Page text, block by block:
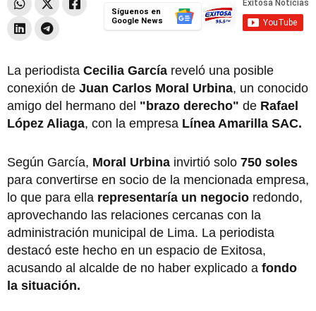
Síguenos en
Google News
La periodista Cecilia García reveló una posible
conexión de Juan Carlos Moral Urbina, un conocido
amigo del hermano del "brazo derecho" de Rafael
López Aliaga, con la empresa Línea Amarilla SAC.
Según García, Moral Urbina invirtió solo 750 soles
para convertirse en socio de la mencionada empresa,
lo que para ella representaría un negocio redondo,
aprovechando las relaciones cercanas con la
administración municipal de Lima. La periodista
destacó este hecho en un espacio de Exitosa,
acusando al alcalde de no haber explicado a fondo
la situación.